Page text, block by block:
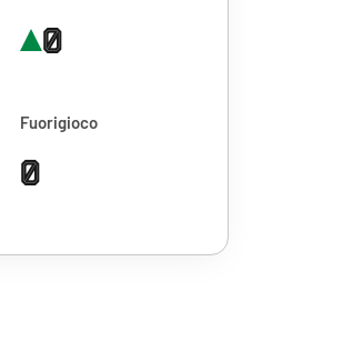
0
Fuorigioco
0